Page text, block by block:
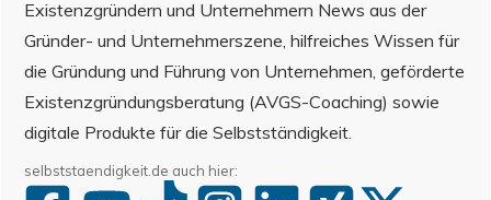
Existenzgründern und Unternehmern News aus der
Gründer- und Unternehmerszene, hilfreiches Wissen für
die Gründung und Führung von Unternehmen, geförderte
Existenzgründungsberatung (AVGS-Coaching) sowie
digitale Produkte für die Selbstständigkeit.
selbststaendigkeit.de auch hier: